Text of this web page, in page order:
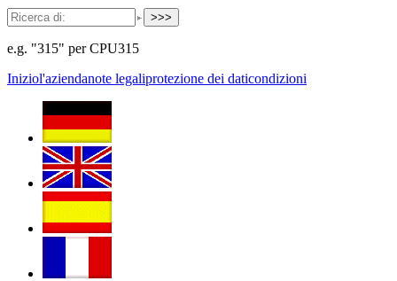
>>>
e.g. "315" per CPU315
Iniziol'aziendanote legaliprotezione dei daticondizioni